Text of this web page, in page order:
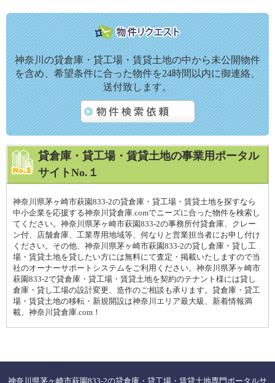
神奈川の貸倉庫・貸工場・賃貸土地の中から未公開物件
を含め、希望条件に合った物件を24時間以内に御連絡、
送付致します。
貸倉庫・貸工場・賃貸土地の事業用ポータル
サイトNo.１
神奈川県茅ヶ崎市萩園833-2の貸倉庫・貸工場・賃貸土地を探すなら
中小企業を応援する神奈川貸倉庫.comでニーズに合った物件を検索し
てください。神奈川県茅ヶ崎市萩園833-2の事務所付貸倉庫、クレー
ン付、店舗倉庫、工業専用地域等、何なりと営業担当者にお申し付け
ください。その他、神奈川県茅ヶ崎市萩園833-2の貸し倉庫・貸し工
場・賃貸土地を貸したい方には無料にて査定・掲載いたしますので当
社のオーナーサポートシステムをご利用ください。神奈川県茅ヶ崎市
萩園833-2で貸倉庫・貸工場・賃貸土地を契約のテナント様には貸し
倉庫・貸し工場の設計変更、造作のご相談も承ります。貸倉庫・貸工
場・賃貸土地の移転・新規開設は神奈川エリア最大級、新着情報満
載、神奈川貸倉庫.com！
神奈川県茅ヶ崎市萩園833-2の貸倉庫・貸工場・賃貸土地専門ポータルサ